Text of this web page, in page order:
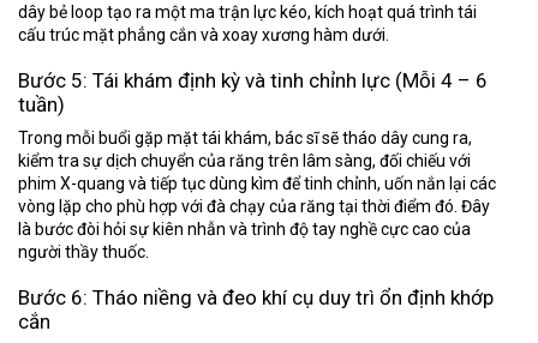
dây bẻ loop tạo ra một ma trận lực kéo, kích hoạt quá trình tái
cấu trúc mặt phẳng cắn và xoay xương hàm dưới.
Bước 5: Tái khám định kỳ và tinh chỉnh lực (Mỗi 4 – 6
tuần)
Trong mỗi buổi gặp mặt tái khám, bác sĩ sẽ tháo dây cung ra,
kiểm tra sự dịch chuyển của răng trên lâm sàng, đối chiếu với
phim X-quang và tiếp tục dùng kìm để tinh chỉnh, uốn nắn lại các
vòng lặp cho phù hợp với đà chạy của răng tại thời điểm đó. Đây
là bước đòi hỏi sự kiên nhẫn và trình độ tay nghề cực cao của
người thầy thuốc.
Bước 6: Tháo niềng và đeo khí cụ duy trì ổn định khớp
cắn